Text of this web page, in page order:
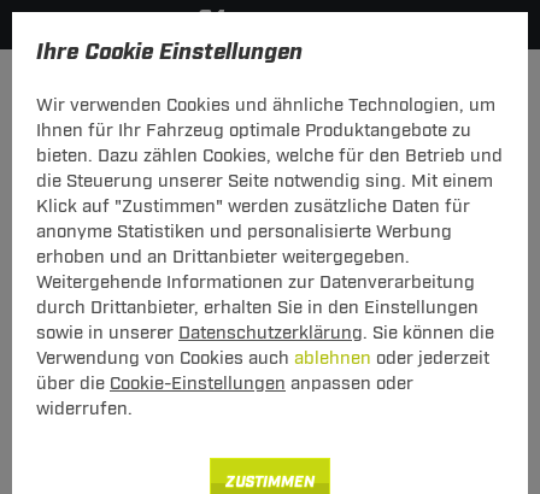
Ihre Cookie Einstellungen
Wir verwenden Cookies und ähnliche Technologien, um
Ihnen für Ihr Fahrzeug optimale Produktangebote zu
bieten. Dazu zählen Cookies, welche für den Betrieb und
die Steuerung unserer Seite notwendig sing. Mit einem
Klick auf "Zustimmen" werden zusätzliche Daten für
anonyme Statistiken und personalisierte Werbung
erhoben und an Drittanbieter weitergegeben.
Weitergehende Informationen zur Datenverarbeitung
durch Drittanbieter, erhalten Sie in den Einstellungen
sowie in unserer Datenschutzerklärung. Sie können die
Verwendung von Cookies auch ablehnen oder jederzeit
über die Cookie-Einstellungen anpassen oder
widerrufen.
ZUSTIMMEN
Hier geht's zur Fahrzeugübersicht: Fiat Croma
Menabo Dachträger Sherman Fiat
Croma 06.2005 - 12.2011
T-Nut Adapter verwendbar - mit offener
Dachreling